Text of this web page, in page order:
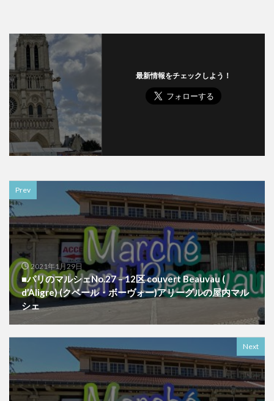
最新情報をチェックしよう！
Prev
2021年1月29日
■パリのマルシェNo.27 – 12区 couvert Beauvau (
d’Aligre) (クベール・ボーヴォー)アリーグルの屋内マル
シェ
Next